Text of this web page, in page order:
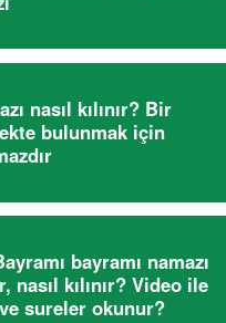
nasıl kılınır? Bir
bulunmak için
bayramı namazı
nasıl kılınır? Video ile
sureler okunur?